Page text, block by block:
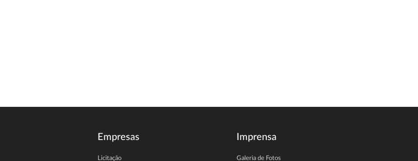
Empresas
Licitação
Imprensa
Galeria de Fotos